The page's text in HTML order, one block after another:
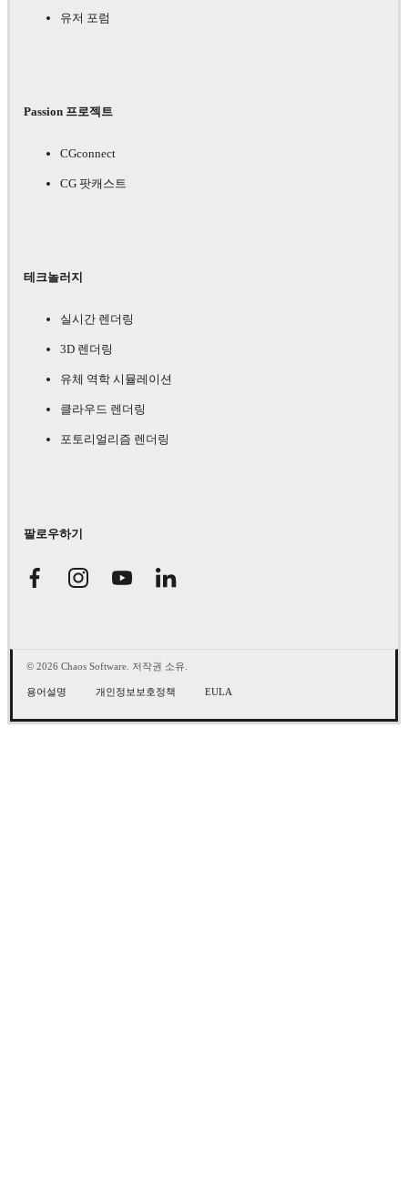
유저 포럼
Passion 프로젝트
CGconnect
CG 팟캐스트
테크놀러지
실시간 렌더링
3D 렌더링
유체 역학 시뮬레이션
클라우드 렌더링
포토리얼리즘 렌더링
팔로우하기
© 2026 Chaos Software. 저작권 소유.
용어설명 개인정보보호정책 EULA